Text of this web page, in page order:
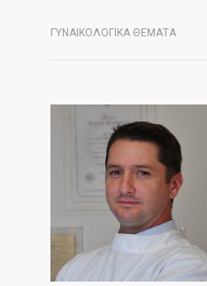
ΓΥΝΑΙΚΟΛΟΓΙΚΑ ΘΕΜΑΤΑ